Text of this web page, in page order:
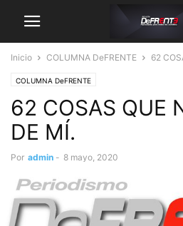
Inicio COLUMNA DeFRENTE 62
COLUMNA DeFRENTE
62 COSAS QUE
DE MÍ.
Por admin - 8 mayo, 2020